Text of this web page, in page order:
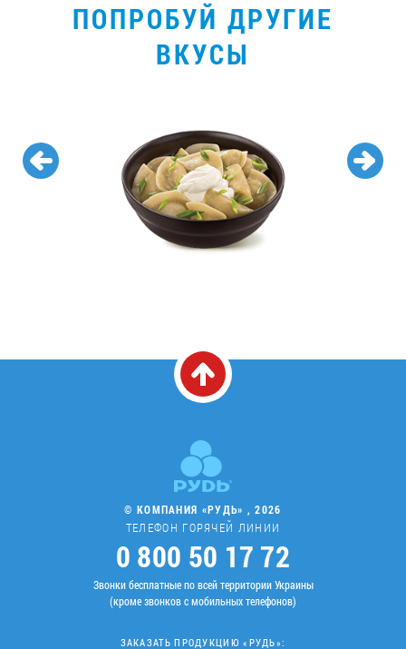
ПОПРОБУЙ ДРУГИЕ
ВКУСЫ
© КОМПАНИЯ «РУДЬ» , 2026
ТЕЛЕФОН ГОРЯЧЕЙ ЛИНИИ
0 800 50 17 72
Звонки бесплатные по всей территории Украины
(кроме звонков с мобильных телефонов)
ЗАКАЗАТЬ ПРОДУКЦИЮ «РУДЬ»: